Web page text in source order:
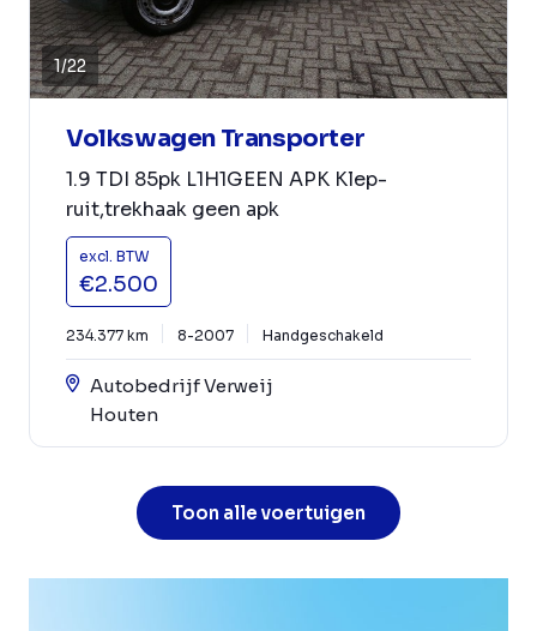
1/22
Volkswagen Transporter
1.9 TDI 85pk L1H1GEEN APK Klep-
ruit,trekhaak geen apk
excl. BTW
€2.500
234.377 km 8-2007 Handgeschakeld
Autobedrijf Verweij
Houten
Toon alle voertuigen